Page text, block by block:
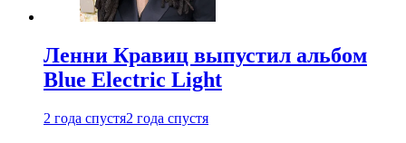
Ленни Кравиц выпустил альбом
Blue Electric Light
2 года спустя2 года спустя